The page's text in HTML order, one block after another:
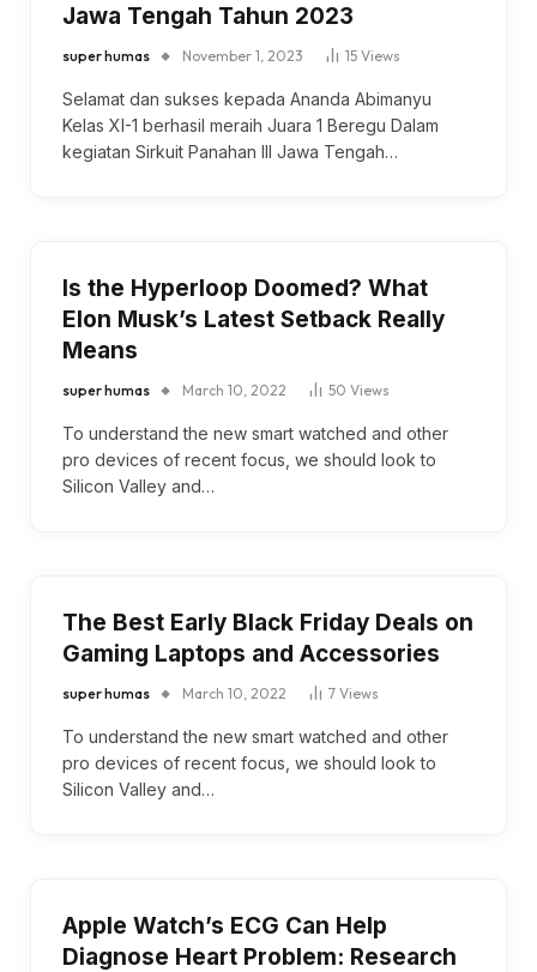
Jawa Tengah Tahun 2023
super humas November 1, 2023 15 Views
Selamat dan sukses kepada Ananda Abimanyu
Kelas XI-1 berhasil meraih Juara 1 Beregu Dalam
kegiatan Sirkuit Panahan III Jawa Tengah…
Is the Hyperloop Doomed? What
Elon Musk’s Latest Setback Really
Means
super humas March 10, 2022 50 Views
To understand the new smart watched and other
pro devices of recent focus, we should look to
Silicon Valley and…
The Best Early Black Friday Deals on
Gaming Laptops and Accessories
super humas March 10, 2022 7 Views
To understand the new smart watched and other
pro devices of recent focus, we should look to
Silicon Valley and…
Apple Watch’s ECG Can Help
Diagnose Heart Problem: Research